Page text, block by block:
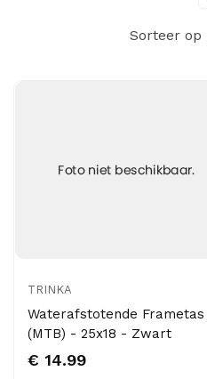
Sorteer op
TRINKA
Waterafstotende
(MTB) - 25x18 - Zwart
€ 14.99